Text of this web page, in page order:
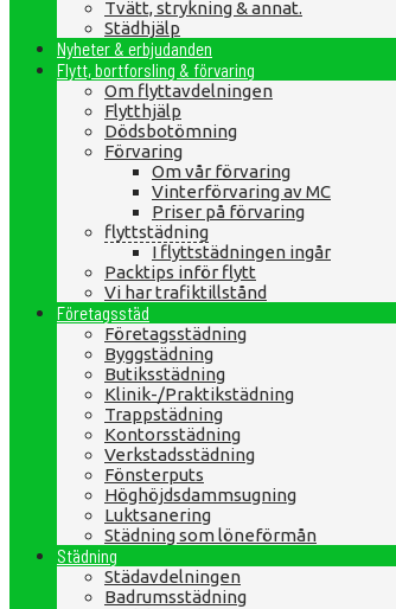
Tvätt, strykning & annat.
Städhjälp
Nyheter & erbjudanden
Flytt, bortforsling & förvaring
Om flyttavdelningen
Flytthjälp
Dödsbotömning
Förvaring
Om vår förvaring
Vinterförvaring av MC
Priser på förvaring
flyttstädning
I flyttstädningen ingår
Packtips inför flytt
Vi har trafiktillstånd
Företagsstäd
Företagsstädning
Byggstädning
Butiksstädning
Klinik-/Praktikstädning
Trappstädning
Kontorsstädning
Verkstadsstädning
Fönsterputs
Höghöjdsdammsugning
Luktsanering
Städning som löneförmån
Städning
Städavdelningen
Badrumsstädning